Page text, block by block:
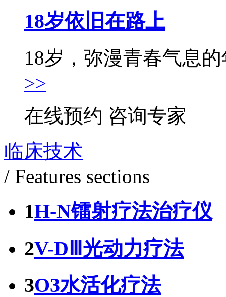
18岁依旧在路上
18岁，弥漫青春气息
>>
在线预约 咨询专家
临床技术
/ Features sections
1H-N镭射疗法治疗仪
2V-DⅢ光动力疗法
3O3水活化疗法